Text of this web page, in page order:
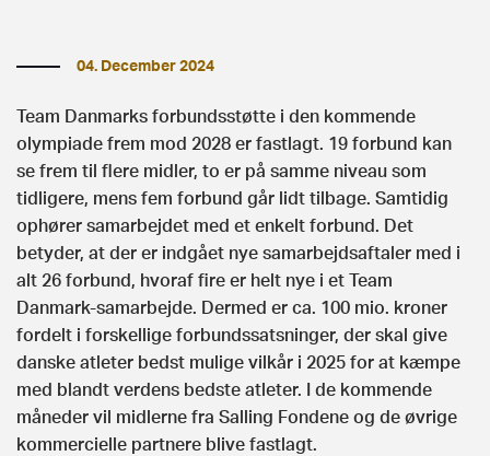
04. December 2024
Team Danmarks forbundsstøtte i den kommende
olympiade frem mod 2028 er fastlagt. 19 forbund kan
se frem til flere midler, to er på samme niveau som
tidligere, mens fem forbund går lidt tilbage. Samtidig
ophører samarbejdet med et enkelt forbund. Det
betyder, at der er indgået nye samarbejdsaftaler med i
alt 26 forbund, hvoraf fire er helt nye i et Team
Danmark-samarbejde. Dermed er ca. 100 mio. kroner
fordelt i forskellige forbundssatsninger, der skal give
danske atleter bedst mulige vilkår i 2025 for at kæmpe
med blandt verdens bedste atleter. I de kommende
måneder vil midlerne fra Salling Fondene og de øvrige
kommercielle partnere blive fastlagt.